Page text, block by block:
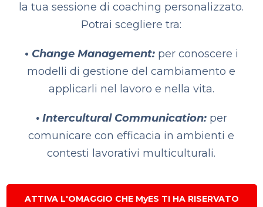
la tua sessione di coaching personalizzato.
Potrai scegliere tra:
• Change Management:per conoscere i
modelli di gestione del cambiamento e
applicarli nel lavoro e nella vita.
• Intercultural Communication: per
comunicare con efficacia in ambienti e
contesti lavorativi multiculturali.
ATTIVA L'OMAGGIO CHE MyES TI HA RISERVATO